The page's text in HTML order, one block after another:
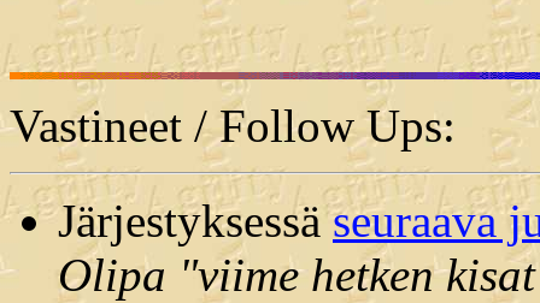
Vastineet / Follow Ups:
Järjestyksessäseuraava
Olipa "viime hetken